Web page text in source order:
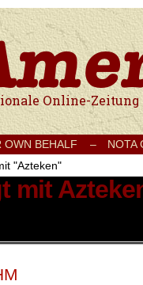
Onlinezeitung für Frieden,
OWN BEHALF –
NOTA
"Azteken"
mit